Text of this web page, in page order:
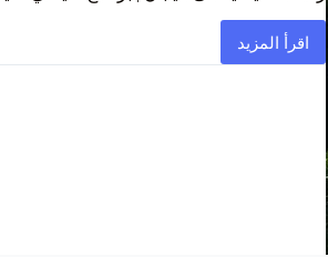
اقرأ المزيد